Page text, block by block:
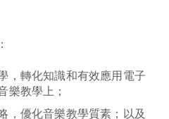
，轉化知識和有效應用電子
樂教學上；
，優化音樂教學質素；以及